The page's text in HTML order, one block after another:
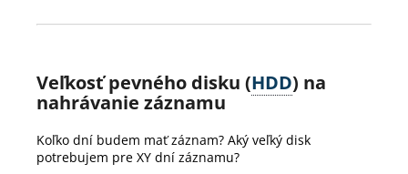
Veľkosť pevného disku (HDD) na
nahrávanie záznamu
Koľko dní budem mať záznam? Aký veľký disk
potrebujem pre XY dní záznamu?